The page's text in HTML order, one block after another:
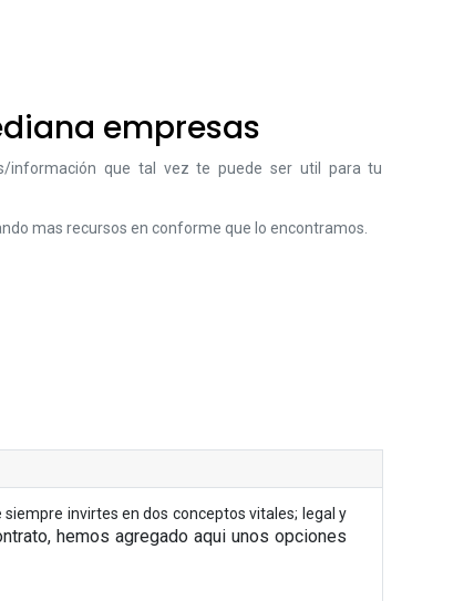
empresas
información que tal vez te puede ser util para tu
mas recursos en conforme que lo encontramos.
invirtes en dos conceptos vitales; legal y
hemos agregado aqui unos opciones